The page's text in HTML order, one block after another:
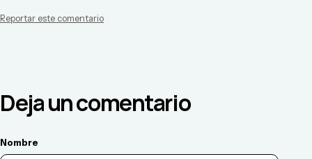
Reportar este comentario
Deja un comentario
Nombre